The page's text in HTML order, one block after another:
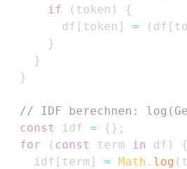
if
( token )
{
        df
[ token ] = ( df [
}
}
}
// IDF berechnen:
const
idf = { } ;
for
( const term in df )
{
    idf
[ term ] = Math . log (